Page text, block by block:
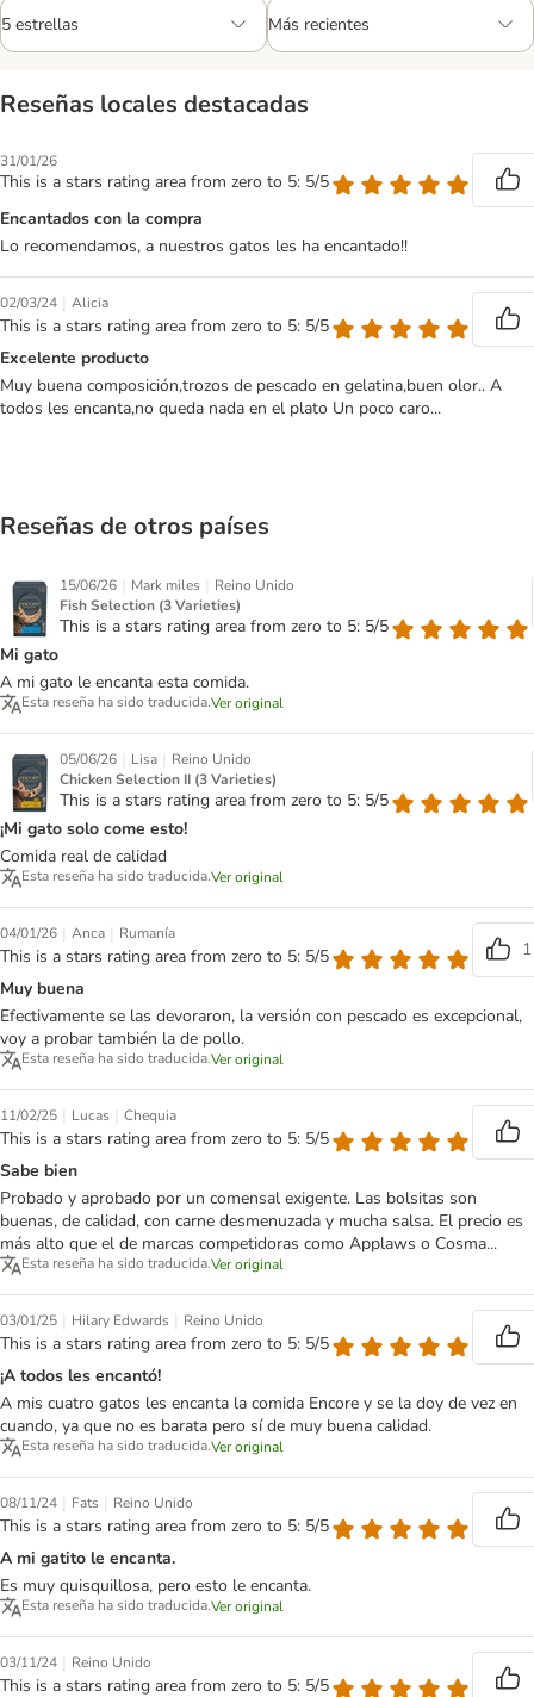
Reseñas locales destacadas
31/01/26
This is a stars rating area from zero to 5: 5/5
Encantados con la compra
Lo recomendamos, a nuestros gatos les ha encantado!!
02/03/24 | Alicia
This is a stars rating area from zero to 5: 5/5
Excelente producto
Muy buena composición,trozos de pescado en gelatina,buen olor.. A
todos les encanta,no queda nada en el plato Un poco caro...
Reseñas de otros países
15/06/26 | Mark miles | Reino Unido
Fish Selection (3 Varieties)
This is a stars rating area from zero to 5: 5/5
Mi gato
A mi gato le encanta esta comida.
Esta reseña ha sido traducida.Ver original
05/06/26 | Lisa | Reino Unido
Chicken Selection II (3 Varieties)
This is a stars rating area from zero to 5: 5/5
¡Mi gato solo come esto!
Comida real de calidad
Esta reseña ha sido traducida.Ver original
04/01/26 | Anca | Rumanía
This is a stars rating area from zero to 5: 5/5
1
Muy buena
Efectivamente se las devoraron, la versión con pescado es excepcional,
voy a probar también la de pollo.
Esta reseña ha sido traducida.Ver original
11/02/25 | Lucas | Chequia
This is a stars rating area from zero to 5: 5/5
Sabe bien
Probado y aprobado por un comensal exigente. Las bolsitas son
buenas, de calidad, con carne desmenuzada y mucha salsa. El precio es
más alto que el de marcas competidoras como Applaws o Cosma...
Esta reseña ha sido traducida.Ver original
03/01/25 | Hilary Edwards | Reino Unido
This is a stars rating area from zero to 5: 5/5
¡A todos les encantó!
A mis cuatro gatos les encanta la comida Encore y se la doy de vez en
cuando, ya que no es barata pero sí de muy buena calidad.
Esta reseña ha sido traducida.Ver original
08/11/24 | Fats | Reino Unido
This is a stars rating area from zero to 5: 5/5
A mi gatito le encanta.
Es muy quisquillosa, pero esto le encanta.
Esta reseña ha sido traducida.Ver original
03/11/24 | Reino Unido
This is a stars rating area from zero to 5: 5/5